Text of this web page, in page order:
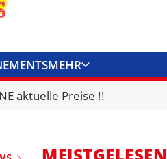
MEHR
KONTAKT
aktuelle Preise !!